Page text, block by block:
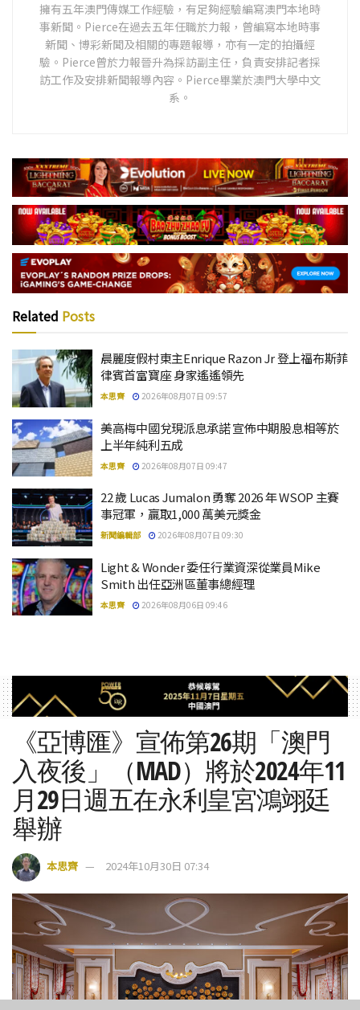
擁有五年澳門傳媒工作經驗，有足夠經驗編寫澳門本地時
事新聞。Pierce在過去五年任職於力報，曾編寫本地時事
新聞、博彩新聞及相關的專題報導，亦有一定的拍攝經
驗。Pierce曾於力報晉升為採訪副主任，負責安排記者採
訪工作及安排新聞報導內容。Pierce畢業於澳門大學中文
系。
Related Posts
晨麗度假村東主Enrique Razon Jr 登上福布斯菲
律賓首富寶座 身家遙遙領先
本思齊 2026年08月07日 09:57
美高梅中國兌現派息承諾 宣佈中期股息相等於
上半年純利五成
本思齊 2026年08月07日 09:47
22 歲 Lucas Jumalon 勇奪 2026 年 WSOP 主賽
事冠軍，贏取1,000 萬美元獎金
新聞編輯部 2026年08月07日 09:30
Light & Wonder 委任行業資深從業員Mike
Smith 出任亞洲區董事總經理
本思齊 2026年08月06日 09:46
《亞博匯》宣佈第26期「澳門
入夜後」（MAD）將於2024年11
月29日週五在永利皇宮鴻翊廷
舉辦
本思齊 2024年10月30日 07:34